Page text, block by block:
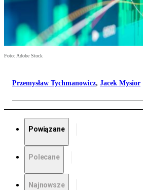
Foto: Adobe Stock
Przemysław Tych­ma­no­wicz, Jacek Mysior
Powiązane
Polecane
Najnowsze